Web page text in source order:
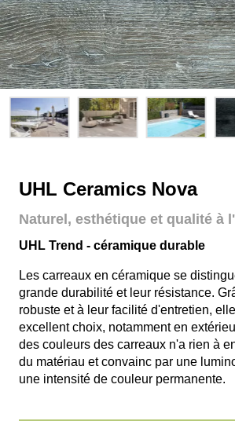
UHL Ceramics Nova
Naturel, esthétique et qualité à
UHL Trend - céramique durable
Les carreaux en céramique se
grande durabilité et leur résistance.
robuste et à leur facilité d'entretien,
excellent choix, notamment en
des couleurs des carreaux n'a rien à
du matériau et convainc par une
une intensité de couleur permanente.